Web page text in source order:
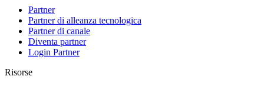
Partner
Partner di alleanza tecnologica
Partner di canale
Diventa partner
Login Partner
Risorse